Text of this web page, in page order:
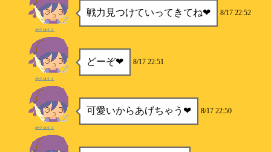
戦力見つけていってきてね❤ 8/17 22:52
ボクはキミ
どーぞ❤ 8/17 22:51
ボクはキミ
可愛いからあげちゃう❤ 8/17 22:50
ボクはキミ